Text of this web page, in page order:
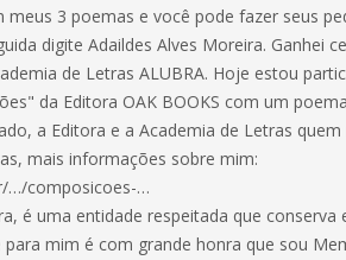
3 poemas e você pode fazer seus
digite Adaildes Alves Moreira. Ganhei
de Letras ALUBRA. Hoje estou
da Editora OAK BOOKS com um
a Editora e a Academia de Letras quem
mais informações sobre mim:
…/composicoes-…
é uma entidade respeitada que conserva
mim é com grande honra que sou